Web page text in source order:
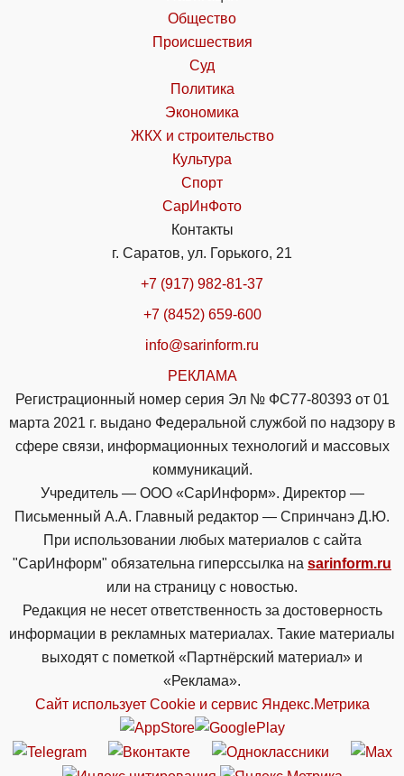
Общество
Происшествия
Суд
Политика
Экономика
ЖКХ и строительство
Культура
Спорт
СарИнФото
Контакты
г. Саратов, ул. Горького, 21
+7 (917) 982-81-37
+7 (8452) 659-600
info@sarinform.ru
РЕКЛАМА
Регистрационный номер серия Эл № ФС77-80393 от 01
марта 2021 г. выдано Федеральной службой по надзору в
сфере связи, информационных технологий и массовых
коммуникаций.
Учредитель — ООО «СарИнформ». Директор —
Письменный А.А. Главный редактор — Спринчанэ Д.Ю.
При использовании любых материалов с сайта
"СарИнформ" обязательна гиперссылка на sarinform.ru
или на страницу с новостью.
Редакция не несет ответственность за достоверность
информации в рекламных материалах. Такие материалы
выходят с пометкой «Партнёрский материал» и
«Реклама».
Сайт использует Cookie и сервиc Яндекс.Метрика